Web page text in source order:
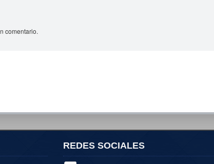
comentario.
REDES SOCIALES